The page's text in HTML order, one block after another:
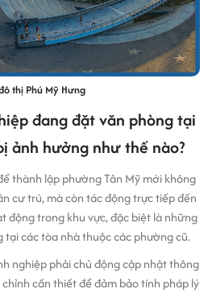
thị Phú Mỹ Hưng
đang đặt văn phòng tại
ảnh hưởng như thế nào?
thành lập phường Tân Mỹ mới không
cư trú, mà còn tác động trực tiếp đến
động trong khu vực, đặc biệt là những
các tòa nhà thuộc các phường cũ.
nghiệp phải chủ động cập nhật thông
cần thiết để đảm bảo tính pháp lý